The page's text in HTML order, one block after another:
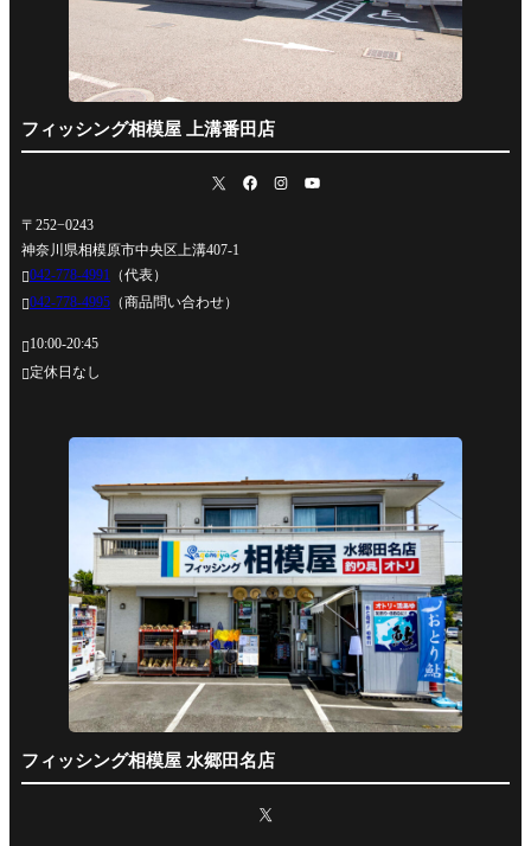
フィッシング相模屋 上溝番田店
〒252−0243
神奈川県相模原市中央区上溝407-1
042-778-4991
（代表）
042-778-4995 （商品問い合わせ）
10:00-20:45
定休日なし
フィッシング相模屋 水郷田名店